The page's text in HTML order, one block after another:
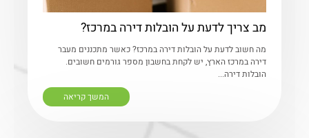
מב צריך לדעת על הובלות דירה במרכז?
מה חשוב לדעת על הובלות דירה במרכז? כאשר מתכננים מעבר
דירה במרכז הארץ, יש לקחת בחשבון מספר גורמים חשובים.
הובלות דירה...
המשך קריאה